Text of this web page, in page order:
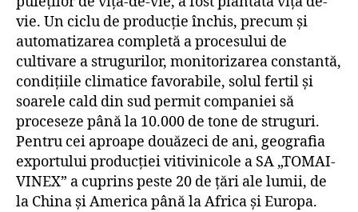
vie. Un ciclu de producție închis, precum și
automatizarea completă a procesului de
cultivare a strugurilor, monitorizarea constantă,
condițiile climatice favorabile, solul fertil și
soarele cald din sud permit companiei să
proceseze până la 10.000 de tone de struguri.
Pentru cei aproape douăzeci de ani, geografia
exportului producției vitivinicole a SA „TOMAI-
VINEX” a cuprins peste 20 de țări ale lumii, de
la China și America până la Africa și Europa.